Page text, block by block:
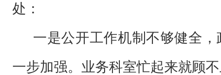
处：
一是公开工作机制不够健全
一步加强。业务科室忙起来就顾